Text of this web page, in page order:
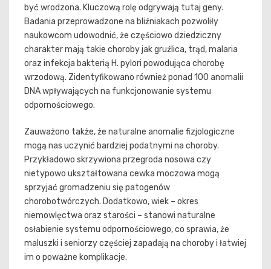
być wrodzona. Kluczową rolę odgrywają tutaj geny.
Badania przeprowadzone na bliźniakach pozwoliły
naukowcom udowodnić, że częściowo dziedziczny
charakter mają takie choroby jak gruźlica, trąd, malaria
oraz infekcja bakterią H. pylori powodująca chorobę
wrzodową. Zidentyfikowano również ponad 100 anomalii
DNA wpływających na funkcjonowanie systemu
odpornościowego.
Zauważono także, że naturalne anomalie fizjologiczne
mogą nas uczynić bardziej podatnymi na choroby.
Przykładowo skrzywiona przegroda nosowa czy
nietypowo ukształtowana cewka moczowa mogą
sprzyjać gromadzeniu się patogenów
chorobotwórczych. Dodatkowo, wiek – okres
niemowlęctwa oraz starości – stanowi naturalne
osłabienie systemu odpornościowego, co sprawia, że
maluszki i seniorzy częściej zapadają na choroby i łatwiej
im o poważne komplikacje.